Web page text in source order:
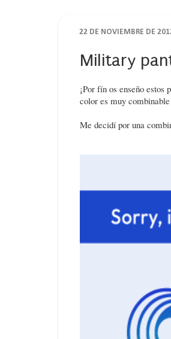
22 DE NOVIEMBRE DE
Military
¡Por fín os enseño estos
color es muy
Me decidí por una